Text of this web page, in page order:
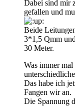
Dabei sind mir
gefallen und
Beide
3*1,5 Qmm
30 Meter.
Was immer
Das habe ich
Fangen wir an.
Die Spannung